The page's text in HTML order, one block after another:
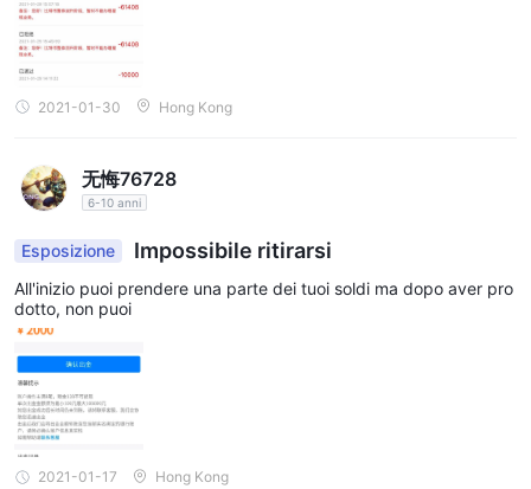
2021-01-30 Hong Kong
无悔76728
6-10 anni
Esposizione Impossibile ritirarsi
All'inizio puoi prendere una parte dei tuoi soldi ma dopo aver pro
dotto, non puoi
2021-01-17 Hong Kong